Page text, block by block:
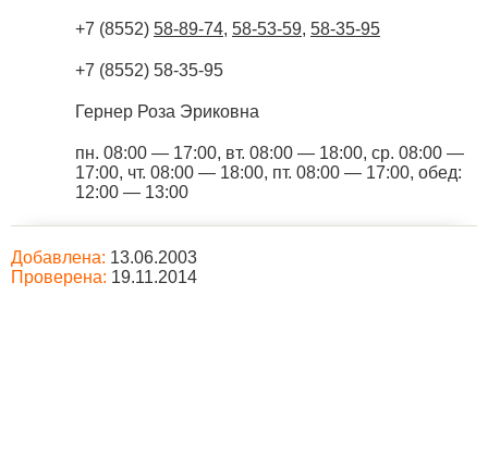
+7 (8552) 58-89-74, 58-53-59, 58-35-95
+7 (8552) 58-35-95
Гернер Роза Эриковна
пн. 08:00 — 17:00, вт. 08:00 — 18:00, ср. 08:00 —
17:00, чт. 08:00 — 18:00, пт. 08:00 — 17:00, обед:
12:00 — 13:00
Добавлена: 13.06.2003
Проверена: 19.11.2014